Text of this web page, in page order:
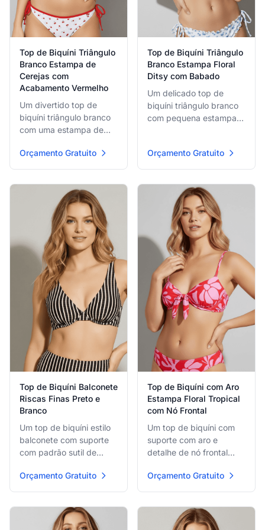
Top de Biquíni Triângulo
Branco Estampa de
Cerejas com
Acabamento Vermelho
Um divertido top de
biquíni triângulo branco
com uma estampa de
toda parte e ousado
acabamento
fixado com alças de
amarração vermelhas.
Orçamento Gratuito
Top de Biquíni Triângulo
Branco Estampa Floral
Ditsy com Babado
Um delicado top de
biquíni triângulo branco
com pequena estampa
de babado ao longo das
bordas, fixado com
ajustáveis.
Orçamento Gratuito
Top de Biquíni Balconete
Riscas Finas Preto e
Branco
Um top de biquíni estilo
balconete com suporte
com padrão sutil de
preto e branco off,
proporcionando uma
suporte estruturado.
Orçamento Gratuito
Top de Biquíni com Aro
Estampa Floral Tropical
com Nó Frontal
Um top de biquíni com
suporte com aro e
detalhe de nó frontal
apresentando estampa
floral grande vibrante
para um visual brilhante
e confiante.
Orçamento Gratuito